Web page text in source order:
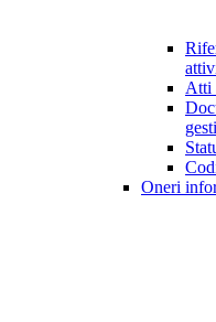
Atti
Oneri